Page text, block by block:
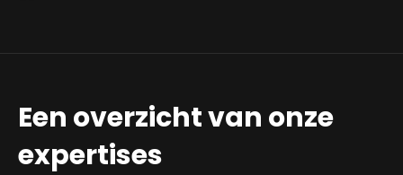
Een overzicht van onze
expertises